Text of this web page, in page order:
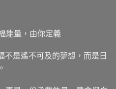
能量，由你定義
不是遙不可及的夢想，而是日